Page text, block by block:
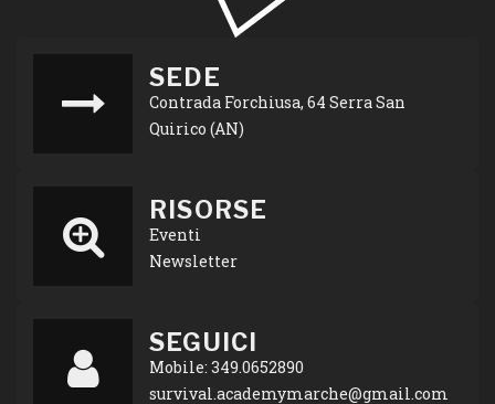
SEDE
Contrada Forchiusa, 64 Serra San
Quirico (AN)
RISORSE
Eventi
Newsletter
SEGUICI
Mobile: 349.0652890
survival.academymarche@gmail.com